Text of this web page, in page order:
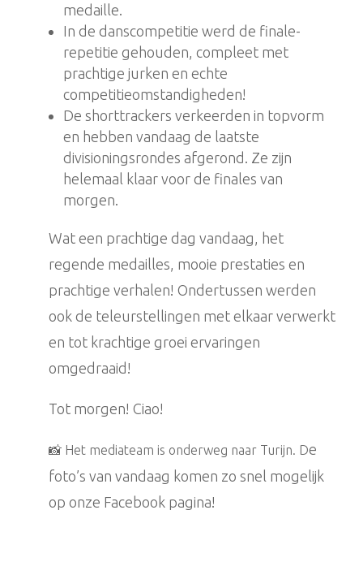
medaille.
In de danscompetitie werd de finale-
repetitie gehouden, compleet met
prachtige jurken en echte
competitieomstandigheden!
De shorttrackers verkeerden in topvorm
en hebben vandaag de laatste
divisioningsrondes afgerond. Ze zijn
helemaal klaar voor de finales van
morgen.
Wat een prachtige dag vandaag, het
regende medailles, mooie prestaties en
prachtige verhalen! Ondertussen werden
ook de teleurstellingen met elkaar verwerkt
en tot krachtige groei ervaringen
omgedraaid!
Tot morgen! Ciao!
📸 Het mediateam is onderweg naar Turijn. De
foto’s van vandaag komen zo snel mogelijk
op onze Facebook pagina!